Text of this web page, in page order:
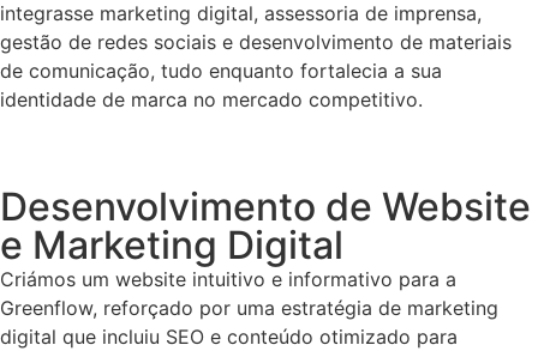
integrasse marketing digital, assessoria de imprensa,
gestão de redes sociais e desenvolvimento de materiais
de comunicação, tudo enquanto fortalecia a sua
identidade de marca no mercado competitivo.
Desenvolvimento de Website
e Marketing Digital
Criámos um website intuitivo e informativo para a
Greenflow, reforçado por uma estratégia de marketing
digital que incluiu SEO e conteúdo otimizado para